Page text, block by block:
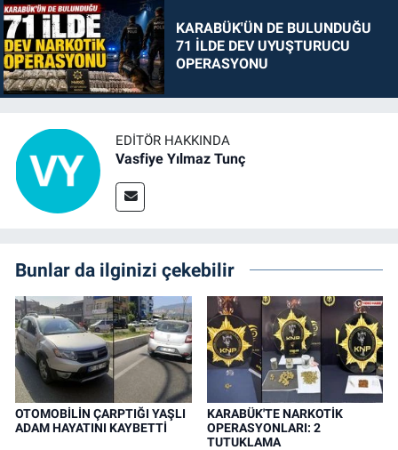
KARABÜK'ÜN DE BULUNDUĞU
71 İLDE DEV UYUŞTURUCU
OPERASYONU
EDITÖR HAKKINDA
Vasfiye Yılmaz Tunç
Bunlar da ilginizi çekebilir
OTOMOBİLİN ÇARPTIĞI YAŞLI
ADAM HAYATINI KAYBETTİ
KARABÜK'TE NARKOTİK
OPERASYONLARI: 2
TUTUKLAMA